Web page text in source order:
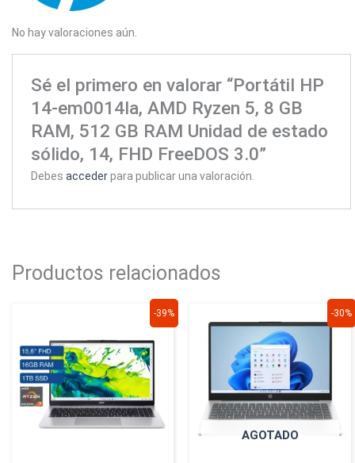
No hay valoraciones aún.
Sé el primero en valorar “Portátil HP
14-em0014la, AMD Ryzen 5, 8 GB
RAM, 512 GB RAM Unidad de estado
sólido, 14, FHD FreeDOS 3.0”
Debesaccederpara publicar una valoración.
Productos relacionados
-39%
era:
$4.999.900.
precio
es:
$3.049.900.
-30%
AGOTADO
precio
original
era:
$2.299.900.
precio